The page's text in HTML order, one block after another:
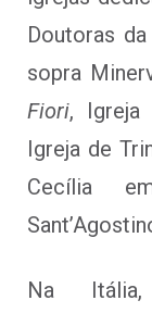
Doutoras
sopra
Fiori, Igreja
Igreja de
Cecília
Na